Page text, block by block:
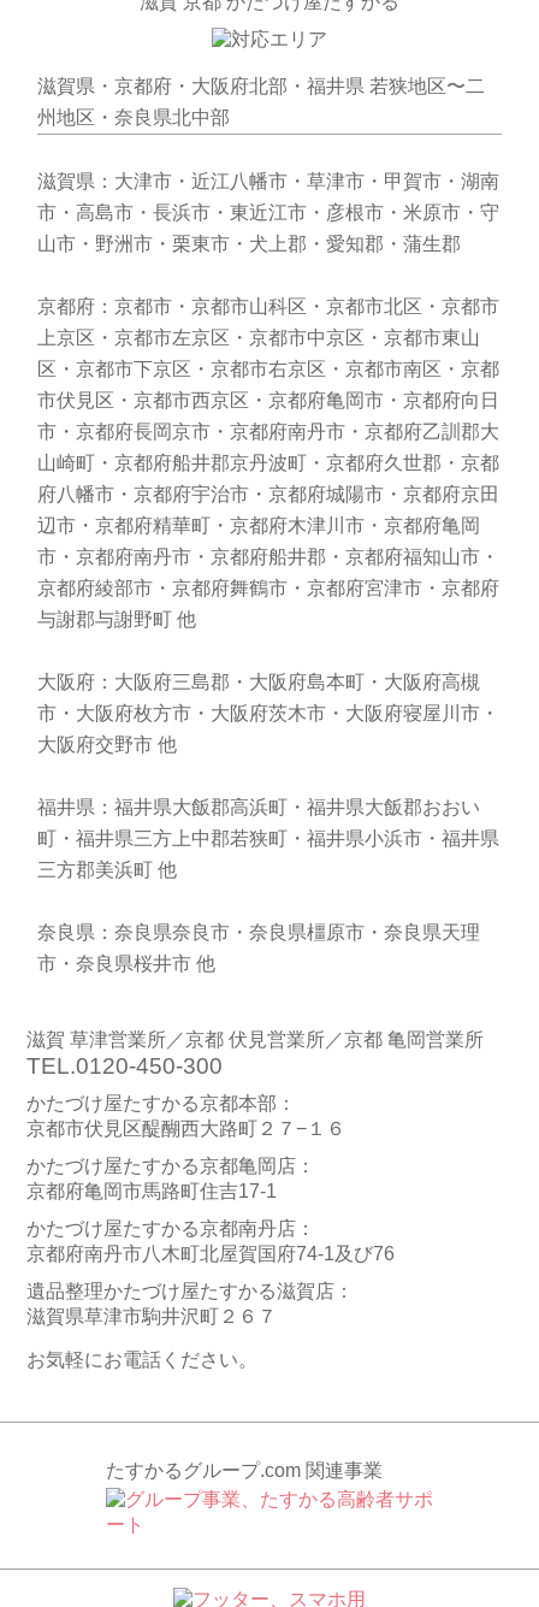
滋賀県・京都府・大阪府北部・福井県 若狭地区〜二
州地区・奈良県北中部
滋賀県：大津市・近江八幡市・草津市・甲賀市・湖南
市・高島市・長浜市・東近江市・彦根市・米原市・守
山市・野洲市・栗東市・犬上郡・愛知郡・蒲生郡
京都府：京都市・京都市山科区・京都市北区・京都市
上京区・京都市左京区・京都市中京区・京都市東山
区・京都市下京区・京都市右京区・京都市南区・京都
市伏見区・京都市西京区・京都府亀岡市・京都府向日
市・京都府長岡京市・京都府南丹市・京都府乙訓郡大
山崎町・京都府船井郡京丹波町・京都府久世郡・京都
府八幡市・京都府宇治市・京都府城陽市・京都府京田
辺市・京都府精華町・京都府木津川市・京都府亀岡
市・京都府南丹市・京都府船井郡・京都府福知山市・
京都府綾部市・京都府舞鶴市・京都府宮津市・京都府
与謝郡与謝野町 他
大阪府：大阪府三島郡・大阪府島本町・大阪府高槻
市・大阪府枚方市・大阪府茨木市・大阪府寝屋川市・
大阪府交野市 他
福井県：福井県大飯郡高浜町・福井県大飯郡おおい
町・福井県三方上中郡若狭町・福井県小浜市・福井県
三方郡美浜町 他
奈良県：奈良県奈良市・奈良県橿原市・奈良県天理
市・奈良県桜井市 他
滋賀 草津営業所／京都 伏見営業所／京都 亀岡営業所
TEL.0120-450-300
かたづけ屋たすかる京都本部：
京都市伏見区醍醐西大路町２７−１６
かたづけ屋たすかる京都亀岡店：
京都府亀岡市馬路町住吉17-1
かたづけ屋たすかる京都南丹店：
京都府南丹市八木町北屋賀国府74-1及び76
遺品整理かたづけ屋たすかる滋賀店：
滋賀県草津市駒井沢町２６７
お気軽にお電話ください。
たすかるグループ.com 関連事業